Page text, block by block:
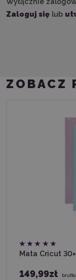
Zaloguj się lub
ZOBACZ
Mata Cricut
149,99zł brutto